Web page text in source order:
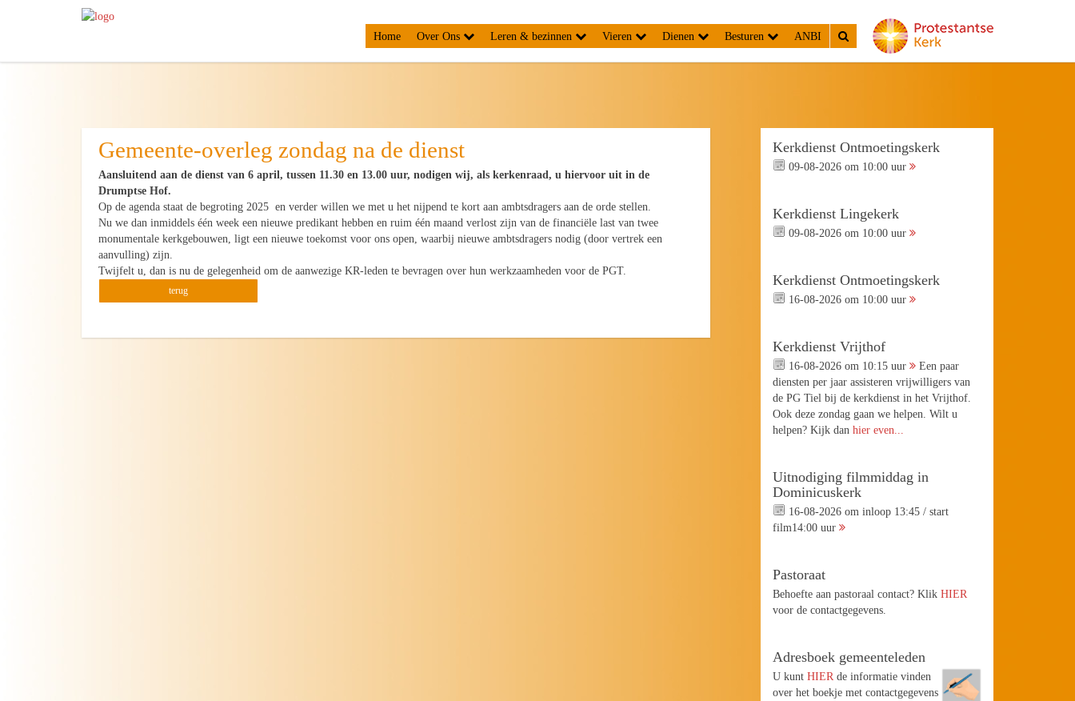
Home Over Ons Leren & bezinnen Vieren Dienen Besturen ANBI
Gemeente-overleg zondag na de dienst
Aansluitend aan de dienst van 6 april, tussen 11.30 en 13.00 uur, nodigen wij, als kerkenraad, u hiervoor uit in de
Drumptse Hof.
Op de agenda staat de begroting 2025 en verder willen we met u het nijpend te kort aan ambtsdragers aan de orde stellen.
Nu we dan inmiddels één week een nieuwe predikant hebben en ruim één maand verlost zijn van de financiële last van twee
monumentale kerkgebouwen, ligt een nieuwe toekomst voor ons open, waarbij nieuwe ambtsdragers nodig (door vertrek een
aanvulling) zijn.
Twijfelt u, dan is nu de gelegenheid om de aanwezige KR-leden te bevragen over hun werkzaamheden voor de PGT.
terug
Kerkdienst Ontmoetingskerk
09-08-2026 om 10:00 uur
Kerkdienst Lingekerk
09-08-2026 om 10:00 uur
Kerkdienst Ontmoetingskerk
16-08-2026 om 10:00 uur
Kerkdienst Vrijthof
16-08-2026 om 10:15 uur
Een paar
diensten per jaar assisteren vrijwilligers van
de PG Tiel bij de kerkdienst in het Vrijthof.
Ook deze zondag gaan we helpen. Wilt u
helpen? Kijk danhier even...
Uitnodiging filmmiddag in
Dominicuskerk
16-08-2026 om inloop 13:45 / start
film14:00 uur
Pastoraat
Behoefte aan pastoraal contact? KlikHIER
voor de contactgegevens.
Adresboek gemeenteleden
U kuntHIER de informatie vinden
over het boekje met contactgegevens